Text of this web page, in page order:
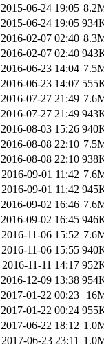
2015-06-24 19:05
2015-06-24 19:05
2016-02-07 02:40
2016-02-07 02:40
2016-06-23 14:04
2016-06-23 14:07
2016-07-27 21:49
2016-07-27 21:49
2016-08-03 15:26
2016-08-08 22:10
2016-08-08 22:10
2016-09-01 11:42
2016-09-01 11:42
2016-09-02 16:46
2016-09-02 16:45
2016-11-06 15:52
2016-11-06 15:55
2016-11-11 14:17
2016-12-09 13:38
2017-01-22 00:23
2017-01-22 00:24
2017-06-22 18:12
2017-06-23 23:11